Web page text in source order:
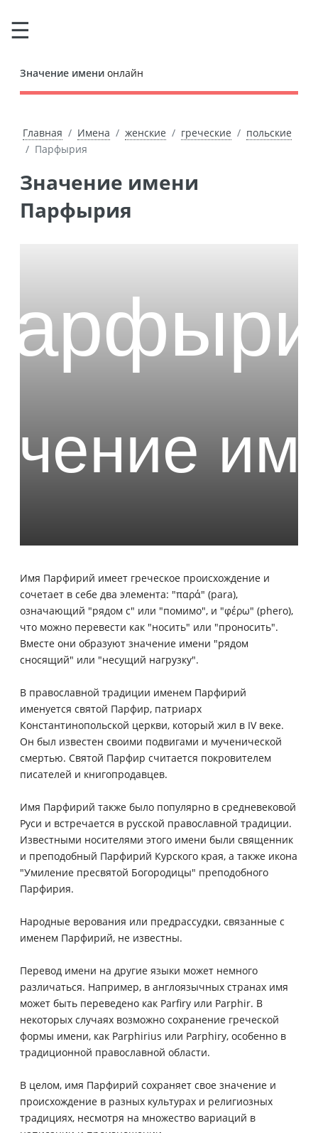
Значение имени онлайн
Главная Имена женские греческие
польские
Парфырия
Значение имени
Парфырия
Имя Парфирий имеет греческое происхождение и
сочетает в себе два элемента: "παρά" (para),
означающий "рядом с" или "помимо", и "φέρω" (phero),
что можно перевести как "носить" или "проносить".
Вместе они образуют значение имени "рядом
сносящий" или "несущий нагрузку".
В православной традиции именем Парфирий
именуется святой Парфир, патриарх
Константинопольской церкви, который жил в IV веке.
Он был известен своими подвигами и мученической
смертью. Святой Парфир считается покровителем
писателей и книгопродавцев.
Имя Парфирий также было популярно в средневековой
Руси и встречается в русской православной традиции.
Известными носителями этого имени были священник
и преподобный Парфирий Курского края, а также икона
"Умиление пресвятой Богородицы" преподобного
Парфирия.
Народные верования или предрассудки, связанные с
именем Парфирий, не известны.
Перевод имени на другие языки может немного
различаться. Например, в англоязычных странах имя
может быть переведено как Parfiry или Parphir. В
некоторых случаях возможно сохранение греческой
формы имени, как Parphirius или Parphiry, особенно в
традиционной православной области.
В целом, имя Парфирий сохраняет свое значение и
происхождение в разных культурах и религиозных
традициях, несмотря на множество вариаций в